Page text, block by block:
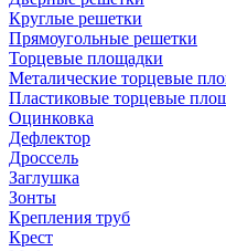
Круглые решетки
Прямоугольные решетки
Торцевые площадки
Металические торцевые
Пластиковые торцевые
Оцинковка
Дефлектор
Дроссель
Заглушка
Зонты
Крепления труб
Крест